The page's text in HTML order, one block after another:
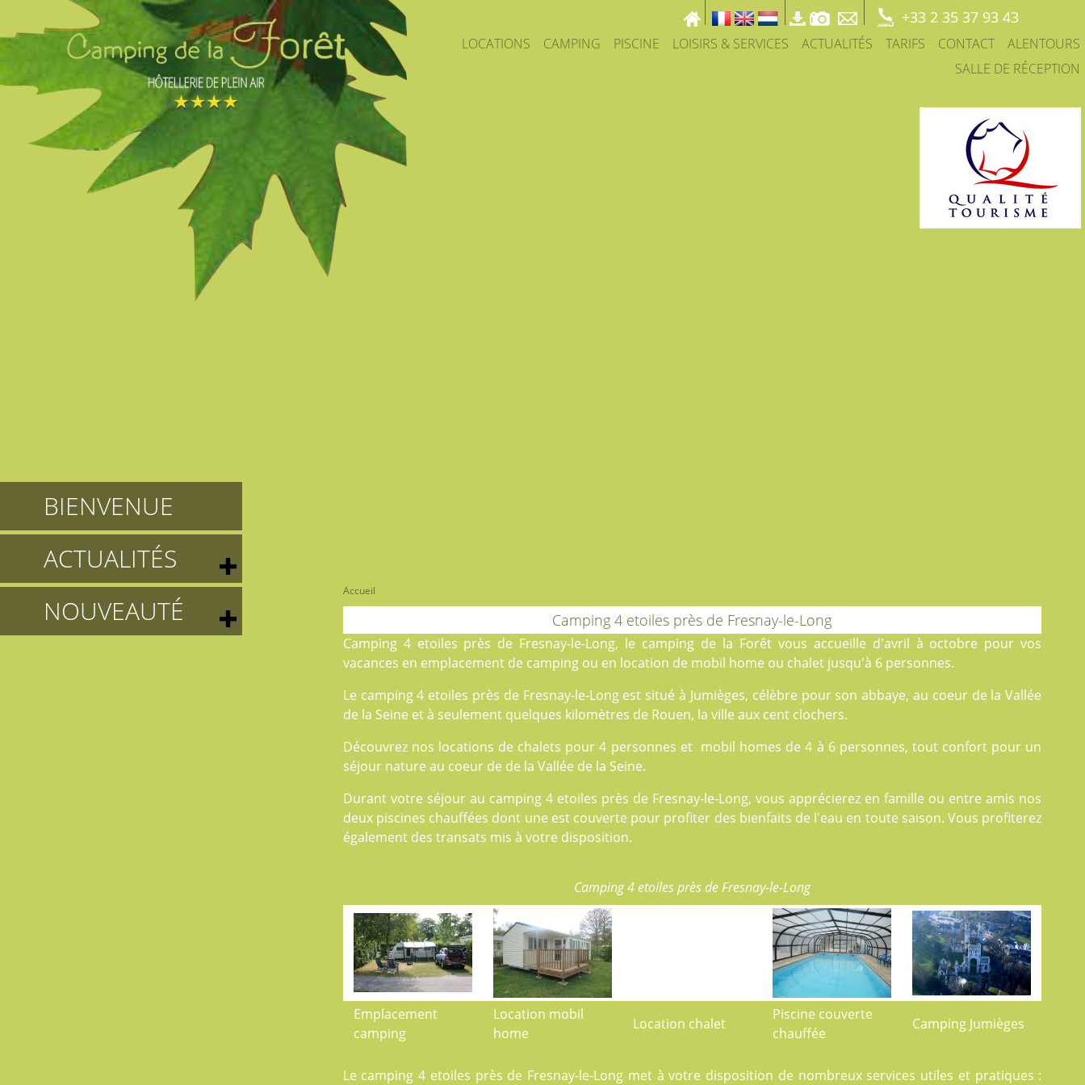
+33 2 35 37 93 43
LOCATIONS CAMPING PISCINE LOISIRS & SERVICES ACTUALITÉS TARIFS CONTACT
ALENTOURS
SALLE DE RÉCEPTION
BIENVENUE
ACTUALITÉS
NOUVEAUTÉ
Accueil
Camping 4 etoiles près de Fresnay-le-Long
Camping 4 etoiles près de Fresnay-le-Long, le camping de la Forêtvous accueille d'avril à octobre pour vos
vacances en emplacement de campingou en location de mobil home ou chalet jusqu'à 6 personnes.
Le camping 4 etoiles près de Fresnay-le-Long est situé à Jumièges, célèbre pour son abbaye, au coeur de la Vallée
de la Seine et à seulement quelques kilomètres de Rouen, la ville aux cent clochers.
Découvrez nos locations de chalets pour 4 personnes et mobil homes de 4 à 6 personnes, tout confort pour un
séjour nature au coeur de de la Vallée de la Seine.
Durant votre séjour au camping 4 etoiles près de Fresnay-le-Long, vous apprécierez en famille ou entre amis nos
deux piscines chauffées dont une est couverte pour profiter des bienfaits de l'eau en toute saison. Vous profiterez
également des transats mis à votre disposition.
Camping 4 etoiles près de Fresnay-le-Long
Emplacement
camping
Location mobil
home
Location chalet
Piscine couverte
chauffée
Camping Jumièges
Le camping 4 etoiles près de Fresnay-le-Long met à votre disposition de nombreux services utiles et pratiques :